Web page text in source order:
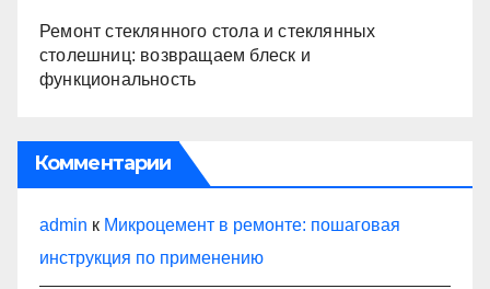
Ремонт стеклянного стола и стеклянных
столешниц: возвращаем блеск и
функциональность
Комментарии
admin к Микроцемент в ремонте: пошаговая
инструкция по применению